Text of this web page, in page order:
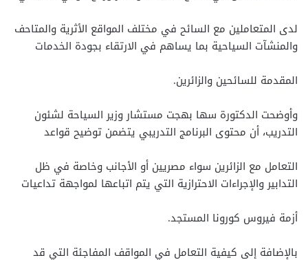
لدى المتعاملين مع السائح في مختلف المواقع الأثرية والمتاحف
والمنشآت السياحية بما يساهم في الارتقاء بجودة الخدمات
المقدمة للسائحين والزائرين.
وأوضحت الدكتورة سها بهجت مستشار وزير السياحة لشئون
التدريب، أن محتوى البرنامج التدريبي يتضمن توضيح قواعد
التعامل مع الزائرين سواء مصريين أو الأجانب وخاصة في ظل
التدابير والإجراءات الاحترازية التي يتم اتباعها لمواجهة تداعيات
أزمة فيروس كورونا المستجد.
بالإضافة إلى كيفية التعامل في المواقف المفاجئة التي قد